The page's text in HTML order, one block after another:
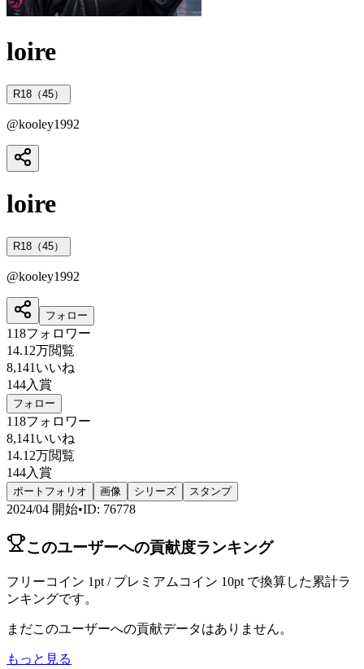
loire
R18（45）
@kooley1992
loire
R18（45）
@kooley1992
フォロー
118フォロワー
14.12万閲覧
8,141 いいね
144入賞
フォロー
118フォロワー
8,141 いいね
14.12万閲覧
144入賞
ポートフォリオ 画像 シリーズ スタンプ
2024/04 開始•ID: 76778
このユーザーへの貢献度ランキング
フリーコイン 1pt / プレミアムコイン 10pt で換算した累計ラ
ンキングです。
まだこのユーザーへの貢献データはありません。
もっと見る